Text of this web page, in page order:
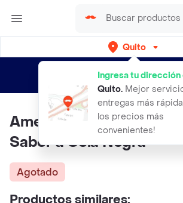
Quito
Ingresa tu dirección
Quito. Mejor
entregas más
los precios más
convenientes!
envíos gratis por semanas
American Cola Bebida
Sabor a Cola Negra
Agotado